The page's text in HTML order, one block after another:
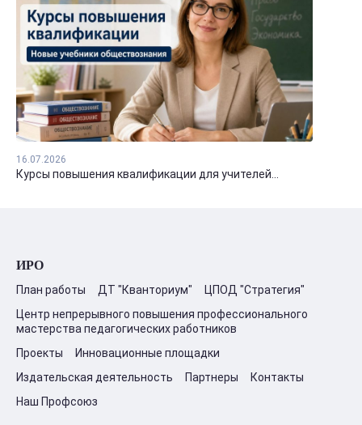
16.07.2026
Курсы повышения квалификации для учителей...
ИРО
План работы ДТ "Кванториум"
ЦПОД "Стратегия"
Центр непрерывного повышения профессионального
мастерства педагогических работников
Проекты
Инновационные площадки
Издательская деятельность
Партнеры
Контакты
Наш Профсоюз